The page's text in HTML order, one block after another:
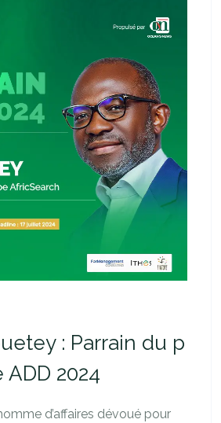
: Parrain du p
2024
d’affaires dévoué pour